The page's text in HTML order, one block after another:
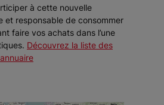
à cette nouvelle
et responsable de consommer
faire vos achats dans l’une
Découvrez la liste des